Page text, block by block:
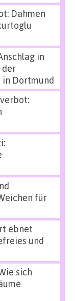
Dahmen
in
der
in Dortmund
für
ebnet
und
sich